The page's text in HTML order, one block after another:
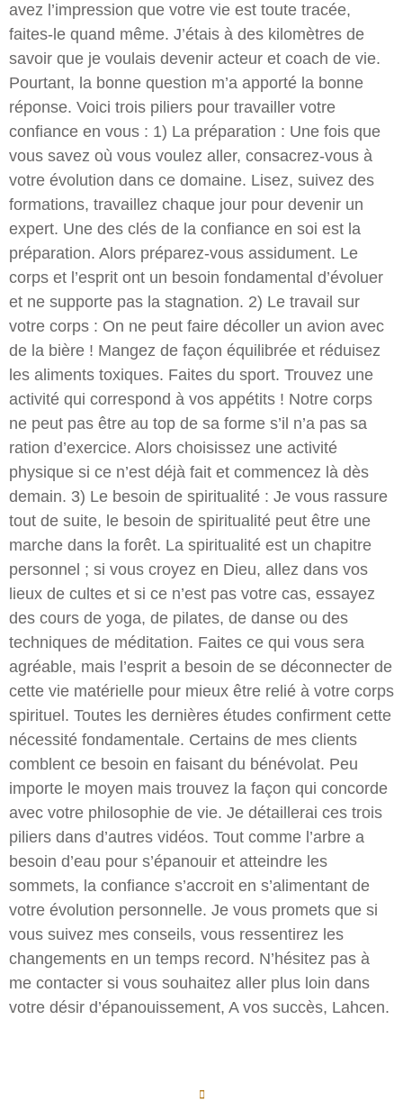
avez l’impression que votre vie est toute tracée,
faites-le quand même. J’étais à des kilomètres de
savoir que je voulais devenir acteur et coach de vie.
Pourtant, la bonne question m’a apporté la bonne
réponse. Voici trois piliers pour travailler votre
confiance en vous : 1) La préparation : Une fois que
vous savez où vous voulez aller, consacrez-vous à
votre évolution dans ce domaine. Lisez, suivez des
formations, travaillez chaque jour pour devenir un
expert. Une des clés de la confiance en soi est la
préparation. Alors préparez-vous assidument. Le
corps et l’esprit ont un besoin fondamental d’évoluer
et ne supporte pas la stagnation. 2) Le travail sur
votre corps : On ne peut faire décoller un avion avec
de la bière ! Mangez de façon équilibrée et réduisez
les aliments toxiques. Faites du sport. Trouvez une
activité qui correspond à vos appétits ! Notre corps
ne peut pas être au top de sa forme s’il n’a pas sa
ration d’exercice. Alors choisissez une activité
physique si ce n’est déjà fait et commencez là dès
demain. 3) Le besoin de spiritualité : Je vous rassure
tout de suite, le besoin de spiritualité peut être une
marche dans la forêt. La spiritualité est un chapitre
personnel ; si vous croyez en Dieu, allez dans vos
lieux de cultes et si ce n’est pas votre cas, essayez
des cours de yoga, de pilates, de danse ou des
techniques de méditation. Faites ce qui vous sera
agréable, mais l’esprit a besoin de se déconnecter de
cette vie matérielle pour mieux être relié à votre corps
spirituel. Toutes les dernières études confirment cette
nécessité fondamentale. Certains de mes clients
comblent ce besoin en faisant du bénévolat. Peu
importe le moyen mais trouvez la façon qui concorde
avec votre philosophie de vie. Je détaillerai ces trois
piliers dans d’autres vidéos. Tout comme l’arbre a
besoin d’eau pour s’épanouir et atteindre les
sommets, la confiance s’accroit en s’alimentant de
votre évolution personnelle. Je vous promets que si
vous suivez mes conseils, vous ressentirez les
changements en un temps record. N’hésitez pas à
me contacter si vous souhaitez aller plus loin dans
votre désir d’épanouissement, A vos succès, Lahcen.